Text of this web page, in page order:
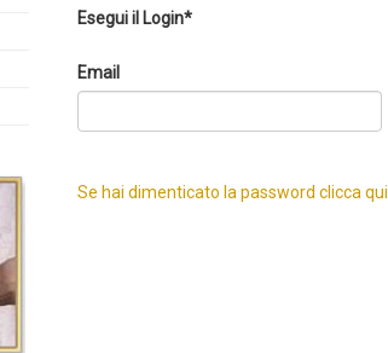
Esegui il Login*
Email
Se hai dimenticato la password clicca qui